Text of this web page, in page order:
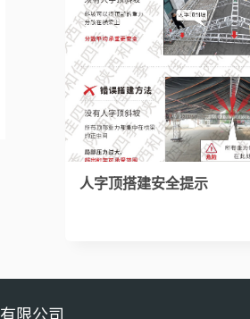
人字顶搭建安全提示
限公司